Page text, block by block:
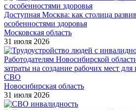
Доступная Москва: как столица
особенностями здоровья
Московская область
31 июля 2026
Работодателям Новосибирской
затраты на создание рабочих мест
СВО
Новосибирская область
31 июля 2026